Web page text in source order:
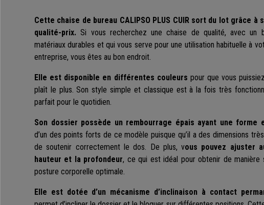
Cette chaise de bureau CALIPSO PLUS CUIR sort du lot grâce
qualité-prix. Si vous recherchez une chaise de qualité, avec un
matériaux durables et qui vous serve pour une utilisation habituelle à
entreprise, vous êtes au bon endroit.
Elle est disponible en différentes couleurs pour que vous
plaît le plus. Son style simple et classique est à la fois très
parfait pour le quotidien.
Son dossier possède un rembourrage épais ayant une forme
d’un des points forts de ce modèle puisque qu’il a des dimensions
de soutenir correctement le dos. De plus, vous pouvez ajuster
hauteur et la profondeur, ce qui est idéal pour obtenir de manière
posture corporelle optimale.
Elle est dotée d’un mécanisme d’inclinaison à contact